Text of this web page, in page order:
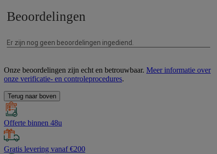
Onze beoordelingen zijn echt en betrouwbaar. Meer informatie over
onze verificatie- en controleprocedures.
Terug naar boven
Offerte binnen 48u
Gratis levering vanaf €200